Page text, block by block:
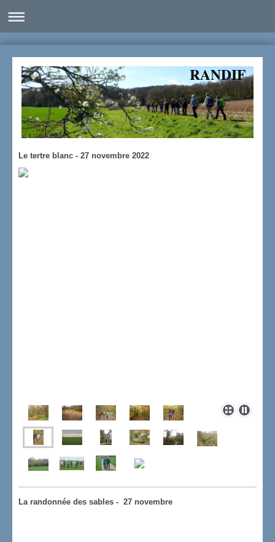
RANDIF
Le tertre blanc - 27 novembre 2022
La randonnée des sables - 27 novembre